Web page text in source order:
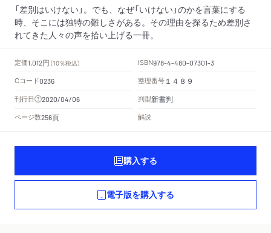
「差別はいけない」。でも、なぜ「いけない」のかを言葉にする
時、そこには独特の難しさがある。その理由を探るため差別さ
れてきた人々の声を拾い上げる一冊。
定価1,012円 （10％税込） ISBN978-4-480-07301-3
Cコード0236 整理番号 １４８９
刊行日 2020/04/06 判型新書判
ページ数256頁 解説
購入する
電子版を購入する